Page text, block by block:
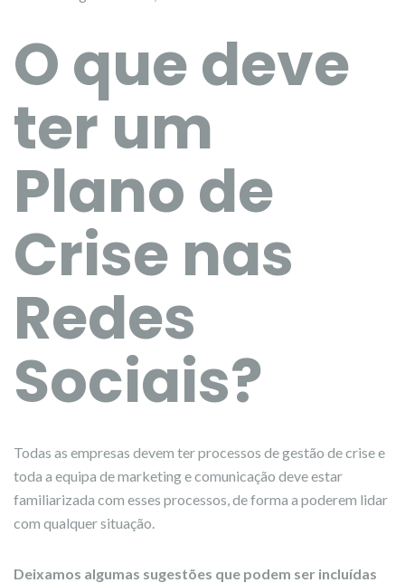
O que deve
ter um
Plano de
Crise nas
Redes
Sociais?
Todas as empresas devem ter processos de gestão de crise e
toda a equipa de marketing e comunicação deve estar
familiarizada com esses processos, de forma a poderem lidar
com qualquer situação.
Deixamos algumas sugestões que podem ser incluídas